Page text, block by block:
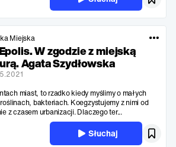
Miejska
W zgodzie z miejską
Agata Szydłowska
miast, to rzadko kiedy myślimy o małych
bakteriach. Koegzystujemy z nimi od
z czasem urbanizacji. Dlaczego ter...
Słuchaj